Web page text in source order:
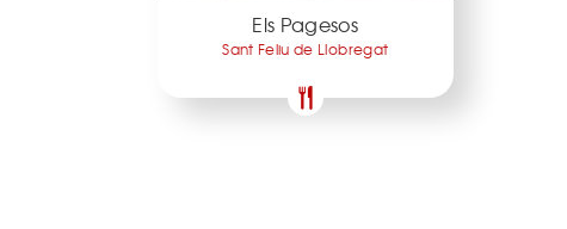
Els Pagesos
Sant Feliu de Llobregat